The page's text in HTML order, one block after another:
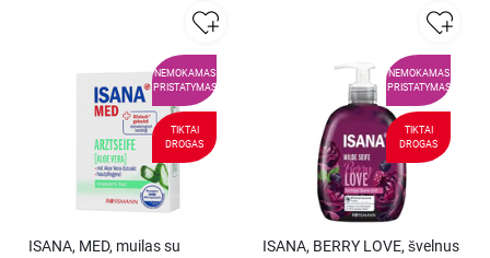
NEMOKAMAS
PRISTATYMAS
TIKTAI
DROGAS
ISANA, MED, muilas su
NEMOKAMAS
PRISTATYMAS
TIKTAI
DROGAS
ISANA, BERRY LOVE, švelnus